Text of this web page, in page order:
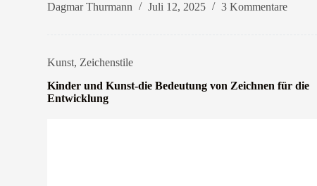
Dagmar Thurmann Juli 12, 2025 3 Kommentare
Kunst, Zeichenstile
Kinder und Kunst-die Bedeutung von Zeichnen für die
Entwicklung